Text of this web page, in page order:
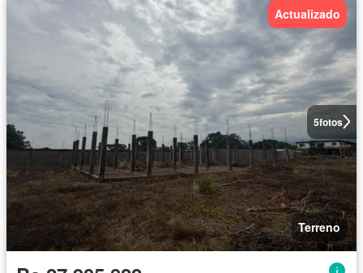
5fotos
Actualizado
Terreno